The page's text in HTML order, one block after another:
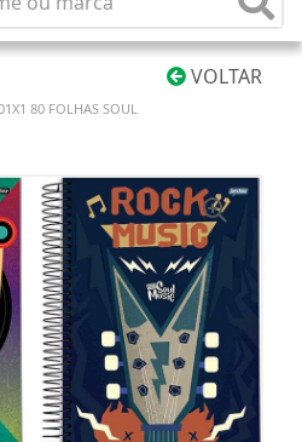
VOLTAR
80 FOLHAS SOUL